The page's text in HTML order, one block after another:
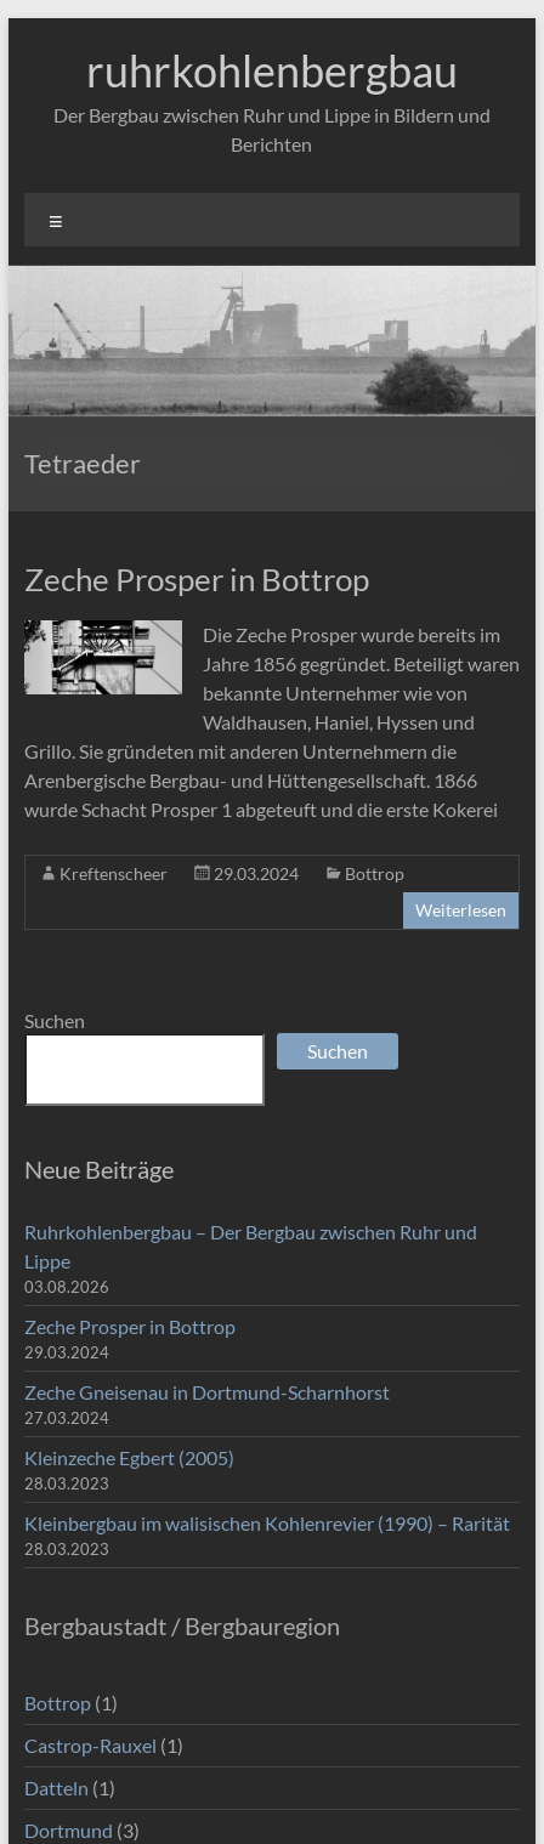
ruhrkohlenbergbau
Der Bergbau zwischen Ruhr und Lippe in Bildern und
Berichten
Tetraeder
Zeche Prosper in Bottrop
Die Zeche Prosper wurde bereits im
Jahre 1856 gegründet. Beteiligt waren
bekannte Unternehmer wie von
Waldhausen, Haniel, Hyssen und
Grillo. Sie gründeten mit anderen Unternehmern die
Arenbergische Bergbau- und Hüttengesellschaft. 1866
wurde Schacht Prosper 1 abgeteuft und die erste Kokerei
Kreftenscheer 29.03.2024
Bottrop
Weiterlesen
Suchen
Suchen
Neue Beiträge
Ruhrkohlenbergbau – Der Bergbau zwischen Ruhr und
Lippe
03.08.2026
Zeche Prosper in Bottrop
29.03.2024
Zeche Gneisenau in Dortmund-Scharnhorst
27.03.2024
Kleinzeche Egbert (2005)
28.03.2023
Kleinbergbau im walisischen Kohlenrevier (1990) – Rarität
28.03.2023
Bergbaustadt / Bergbauregion
Bottrop(1)
Castrop-Rauxel (1)
Datteln (1)
Dortmund (3)